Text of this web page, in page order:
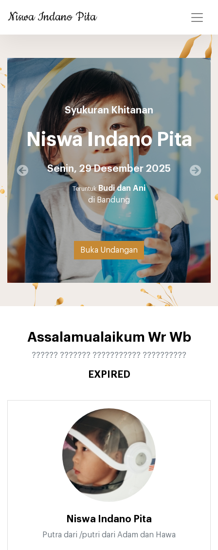
Niswa Indano Pita
Syukuran Khitanan
Niswa Indano Pita
Senin, 29 Desember 2025
Teruntuk Budi dan Ani
di Bandung
Buka Undangan
Assalamualaikum Wr Wb
?????? ??????? ??????????? ??????????
EXPIRED
Niswa Indano Pita
Putra dari /putri dari Adam dan Hawa